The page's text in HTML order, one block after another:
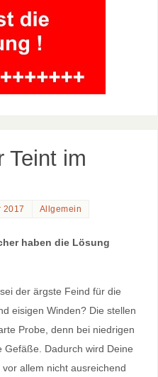
Teint im
2017 Allgemein
haben die Lösung
der ärgste Feind für die
eisigen Winden? Die stellen
Probe, denn bei niedrigen
Gefäße. Dadurch wird Deine
allem nicht ausreichend